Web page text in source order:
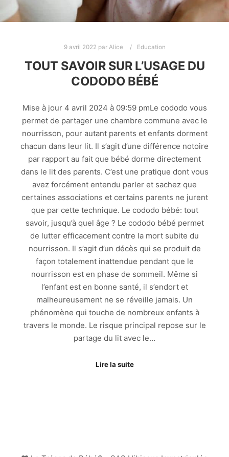
9 avril 2022 par Alice Education
TOUT SAVOIR SUR L’USAGE DU
CODODO BÉBÉ
Mise à jour 4 avril 2024 à 09:59 pmLe cododo vous
permet de partager une chambre commune avec le
nourrisson, pour autant parents et enfants dorment
chacun dans leur lit. Il s’agit d’une différence notoire
par rapport au fait que bébé dorme directement
dans le lit des parents. C’est une pratique dont vous
avez forcément entendu parler et sachez que
certaines associations et certains parents ne jurent
que par cette technique. Le cododo bébé: tout
savoir, jusqu’à quel âge ? Le cododo bébé permet
de lutter efficacement contre la mort subite du
nourrisson. Il s’agit d’un décès qui se produit de
façon totalement inattendue pendant que le
nourrisson est en phase de sommeil. Même si
l’enfant est en bonne santé, il s’endort et
malheureusement ne se réveille jamais. Un
phénomène qui touche de nombreux enfants à
travers le monde. Le risque principal repose sur le
partage du lit avec le…
Lire la suite